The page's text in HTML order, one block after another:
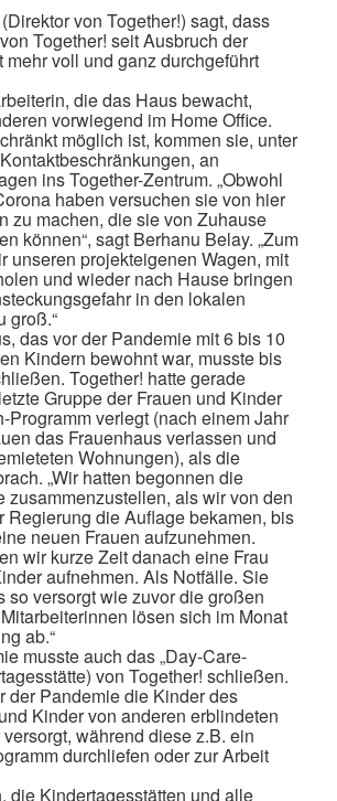
von Together!) sagt, dass
Together! seit Ausbruch der
mehr voll und ganz durchgeführt
die das Haus bewacht,
vorwiegend im Home Office.
möglich ist, kommen sie, unter
an
ins Together-Zentrum. „Obwohl
haben versuchen sie von hier
zu machen, die sie von Zuhause
können“, sagt Berhanu Belay. „Zum
unseren projekteigenen Wagen, mit
und wieder nach Hause bringen
in den lokalen
groß.“
das vor der Pandemie mit 6 bis 10
Kindern bewohnt war, musste bis
Together! hatte gerade
Gruppe der Frauen und Kinder
Programm verlegt (nach einem Jahr
das Frauenhaus verlassen und
Wohnungen), als die
„Wir hatten begonnen die
zusammenzustellen, als wir von den
Regierung die Auflage bekamen, bis
neuen Frauen aufzunehmen.
wir kurze Zeit danach eine Frau
aufnehmen. Als Notfälle. Sie
so versorgt wie zuvor die großen
lösen sich im Monat
ab.“
musste auch das „Day-Care-
von Together! schließen.
der Pandemie die Kinder des
Kinder von anderen erblindeten
während diese z.B. ein
durchliefen oder zur Arbeit
die Kindertagesstätten und alle